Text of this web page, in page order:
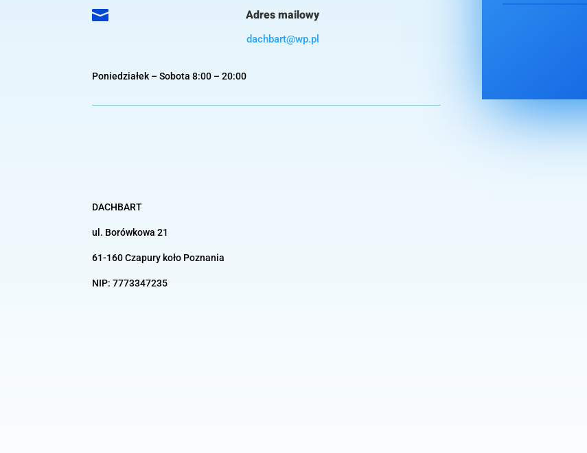
 Adres mailowy
dachbart@wp.pl
Poniedziałek – Sobota 8:00 – 20:00
DACHBART
ul. Borówkowa 21
61-160 Czapury koło Poznania
NIP:7773347235